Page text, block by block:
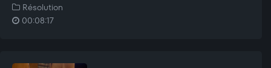
Résolution
00:08:17